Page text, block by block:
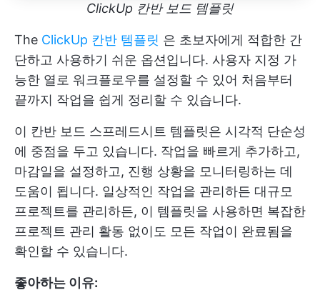
ClickUp 칸반 보드 템플릿
The ClickUp 칸반 템플릿 은 초보자에게 적합한 간
단하고 사용하기 쉬운 옵션입니다. 사용자 지정 가
능한 열로 워크플로우를 설정할 수 있어 처음부터
끝까지 작업을 쉽게 정리할 수 있습니다.
이 칸반 보드 스프레드시트 템플릿은 시각적 단순성
에 중점을 두고 있습니다. 작업을 빠르게 추가하고,
마감일을 설정하고, 진행 상황을 모니터링하는 데
도움이 됩니다. 일상적인 작업을 관리하든 대규모
프로젝트를 관리하든, 이 템플릿을 사용하면 복잡한
프로젝트 관리 활동 없이도 모든 작업이 완료됨을
확인할 수 있습니다.
좋아하는 이유: